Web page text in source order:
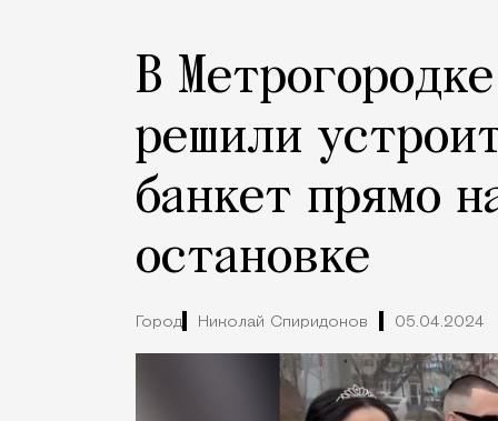
В
решили
банкет прямо
остановке
Город Николай Спиридонов 05.04.2024